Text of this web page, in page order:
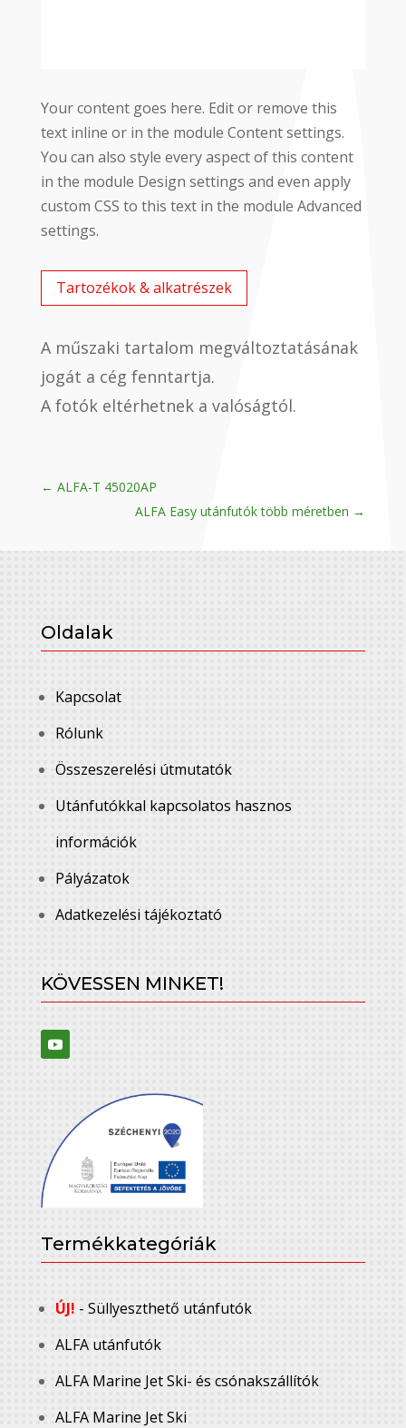
Your content goes here. Edit or remove this
text inline or in the module Content settings.
You can also style every aspect of this content
in the module Design settings and even apply
custom CSS to this text in the module Advanced
settings.
Tartozékok & alkatrészek
A műszaki tartalom megváltoztatásának
jogát a cég fenntartja.
A fotók eltérhetnek a valóságtól.
← ALFA-T 45020AP
ALFA Easy utánfutók több méretben →
Oldalak
Kapcsolat
Rólunk
Összeszerelési útmutatók
Utánfutókkal kapcsolatos hasznos
információk
Pályázatok
Adatkezelési tájékoztató
KÖVESSEN MINKET!
Termékkategóriák
ÚJ! - Süllyeszthető utánfutók
ALFA utánfutók
ALFA Marine Jet Ski- és csónakszállítók
ALFA Marine Jet Ski